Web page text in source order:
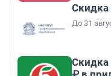
Скидка
До 31
Скидка